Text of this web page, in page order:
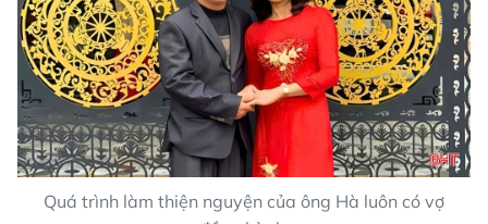
Quá trình làm thiện nguyện của ông Hà luôn có vợ